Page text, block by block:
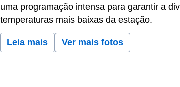
uma programação intensa para garantir a
temperaturas mais baixas da estação.
Leia mais Ver mais fotos